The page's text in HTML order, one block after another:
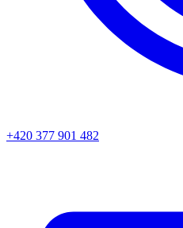
+420 377 901 482